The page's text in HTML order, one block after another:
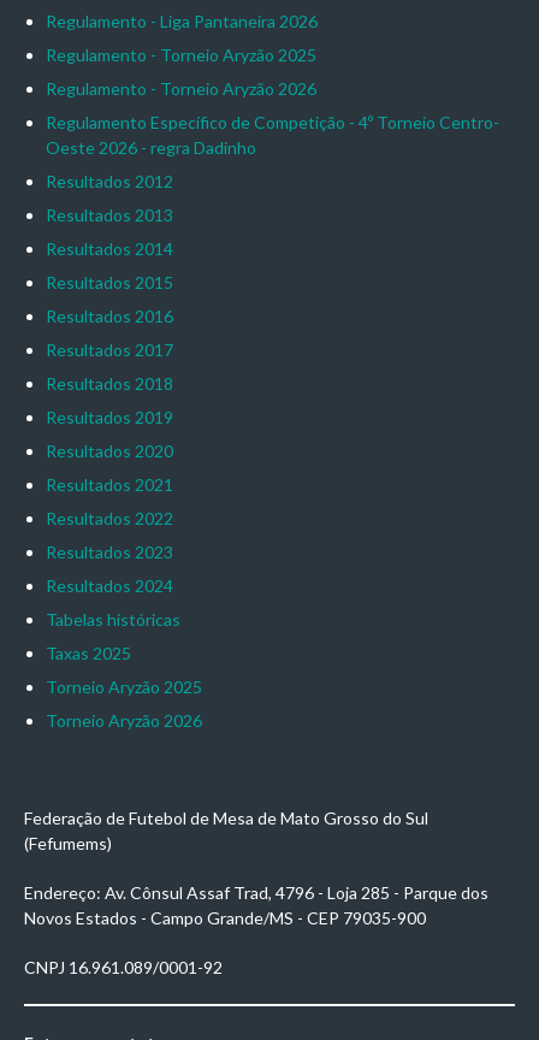
Regulamento - Liga Pantaneira 2026
Regulamento - Torneio Aryzão 2025
Regulamento - Torneio Aryzão 2026
Regulamento Específico de Competição - 4º Torneio Centro-
Oeste 2026 - regra Dadinho
Resultados 2012
Resultados 2013
Resultados 2014
Resultados 2015
Resultados 2016
Resultados 2017
Resultados 2018
Resultados 2019
Resultados 2020
Resultados 2021
Resultados 2022
Resultados 2023
Resultados 2024
Tabelas históricas
Taxas 2025
Torneio Aryzão 2025
Torneio Aryzão 2026
Federação de Futebol de Mesa de Mato Grosso do Sul
(Fefumems)
Endereço: Av. Cônsul Assaf Trad, 4796 - Loja 285 - Parque dos
Novos Estados - Campo Grande/MS - CEP 79035-900
CNPJ 16.961.089/0001-92